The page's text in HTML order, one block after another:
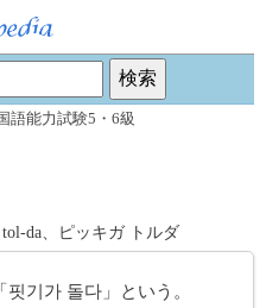
語能力試験5・6級
da、ピッキガ トルダ
기가 돌다」という。